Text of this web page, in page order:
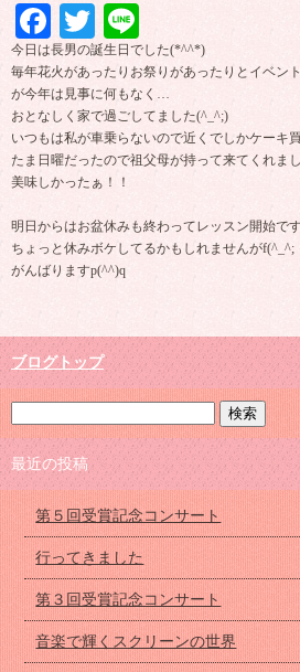
Facebook
Twitter
今日は長男の誕生日でした(*^^*)
毎年花火があったりお祭りがあったりとイベン
が今年は見事に何もなく…
おとなしく家で過ごしてました(^_^;)
いつもは私が車乗らないので近くでしかケーキ
たま日曜だったので祖父母が持って来てくれま
美味しかったぁ！！
明日からはお盆休みも終わってレッスン開始で
ちょっと休みボケしてるかもしれませんがf(^_^;
がんばりますp(^^)q
ブログトップ
最近の投稿
第５回受賞記念コンサート
行ってきました
第３回受賞記念コンサート
音楽で輝くスクリーンの世界